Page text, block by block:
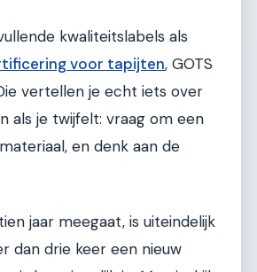
kwaliteitslabels als
voor tapijten, GOTS
vertellen je echt iets over
als je twijfelt: vraag om een
en denk aan de
jaar meegaat, is uiteindelijk
dan drie keer een nieuw